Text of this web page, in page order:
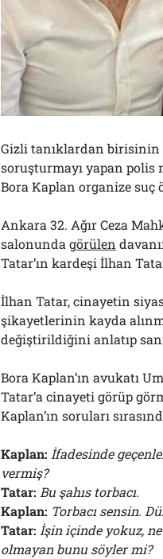
Gizli tanıklardan birisinin
soruşturmayı yapan
Bora Kaplan organize suç
Ankara 32. Ağır Ceza
salonundagörülen
Tatar’ın kardeşi İlhan
İlhan Tatar, cinayetin
şikayetlerinin kayda
değiştirildiğini anlatıp
Bora Kaplan’ın avukatı
Tatar’a cinayeti görüp
Kaplan’ın soruları
Kaplan: İfadesinde
vermiş?
Tatar: Bu şahıs torbacı.
Kaplan: Torbacı sensin.
Tatar: İşin içinde yokuz,
olmayan bunu söyler mi?